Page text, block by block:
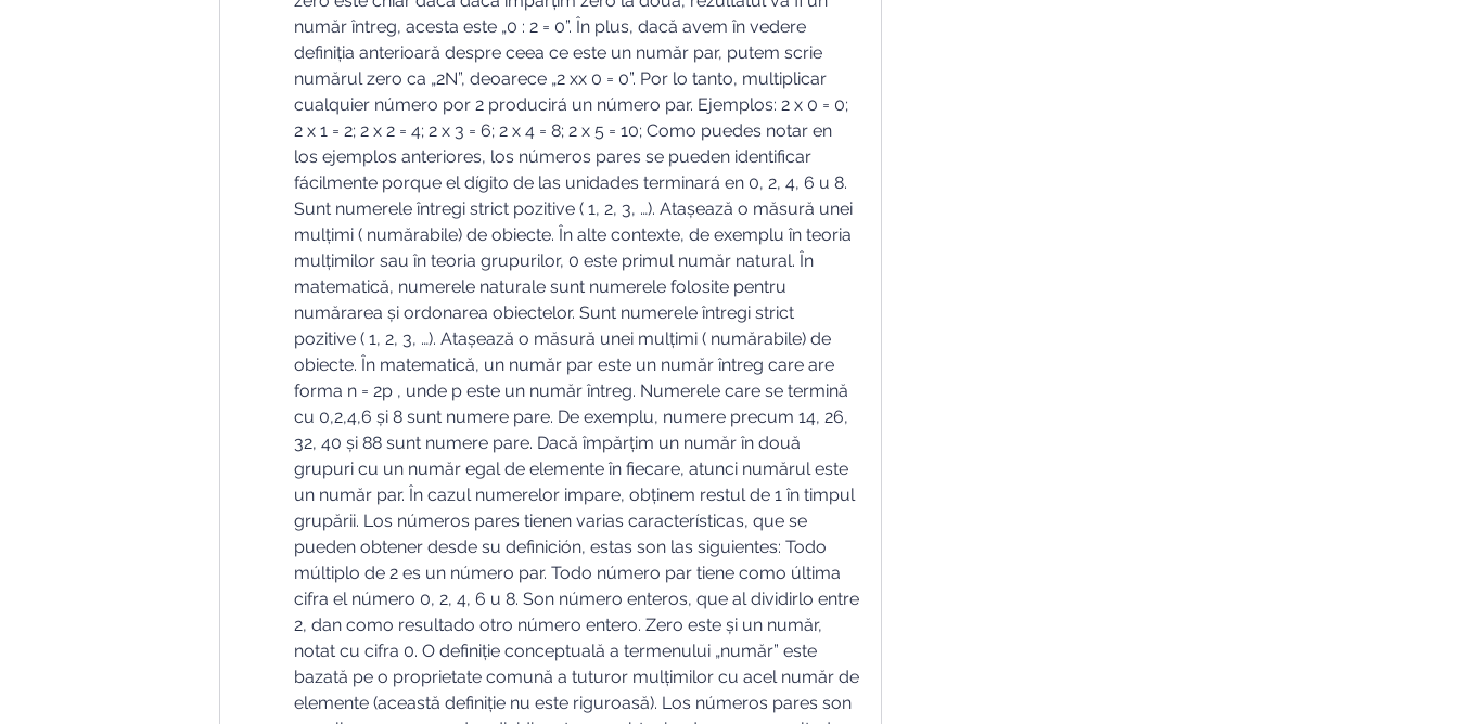
număr întreg, acesta este „0 : 2 = 0”. În plus, dacă avem în vedere
definiția anterioară despre ceea ce este un număr par, putem scrie
numărul zero ca „2N”, deoarece „2 xx 0 = 0”. Por lo tanto, multiplicar
cualquier número por 2 producirá un número par. Ejemplos: 2 x 0 = 0;
2 x 1 = 2; 2 x 2 = 4; 2 x 3 = 6; 2 x 4 = 8; 2 x 5 = 10; Como puedes notar en
los ejemplos anteriores, los números pares se pueden identificar
fácilmente porque el dígito de las unidades terminará en 0, 2, 4, 6 u 8.
Sunt numerele întregi strict pozitive ( 1, 2, 3, …). Atașează o măsură unei
mulțimi ( numărabile) de obiecte. În alte contexte, de exemplu în teoria
mulțimilor sau în teoria grupurilor, 0 este primul număr natural. În
matematică, numerele naturale sunt numerele folosite pentru
numărarea și ordonarea obiectelor. Sunt numerele întregi strict
pozitive ( 1, 2, 3, …). Atașează o măsură unei mulțimi ( numărabile) de
obiecte. În matematică, un număr par este un număr întreg care are
forma n = 2p , unde p este un număr întreg. Numerele care se termină
cu 0,2,4,6 și 8 sunt numere pare. De exemplu, numere precum 14, 26,
32, 40 și 88 sunt numere pare. Dacă împărțim un număr în două
grupuri cu un număr egal de elemente în fiecare, atunci numărul este
un număr par. În cazul numerelor impare, obținem restul de 1 în timpul
grupării. Los números pares tienen varias características, que se
pueden obtener desde su definición, estas son las siguientes: Todo
múltiplo de 2 es un número par. Todo número par tiene como última
cifra el número 0, 2, 4, 6 u 8. Son número enteros, que al dividirlo entre
2, dan como resultado otro número entero. Zero este și un număr,
notat cu cifra 0. O definiție conceptuală a termenului „număr” este
bazată pe o proprietate comună a tuturor mulțimilor cu acel număr de
elemente (această definiție nu este riguroasă). Los números pares son